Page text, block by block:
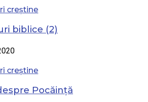
creștine
biblice (2)
creștine
Pocăință